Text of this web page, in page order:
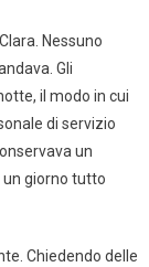
Nessuno
Gli
il modo in cui
di servizio
un
un giorno tutto
Chiedendo delle